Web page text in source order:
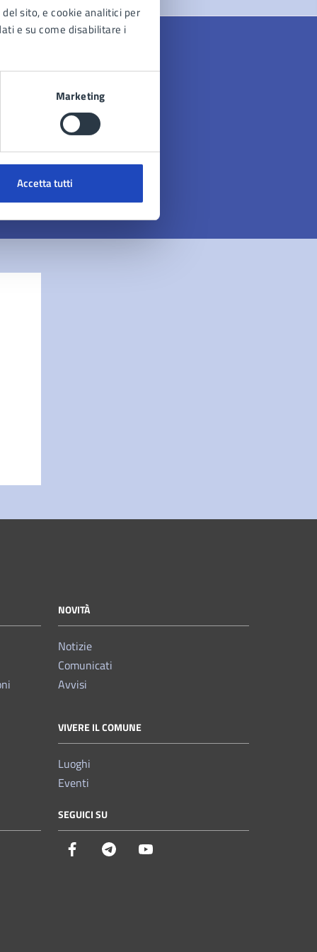
sito, e cookie analitici per
e su come disabilitare i
Marketing
Accetta tutti
NOVITÀ
Notizie
Comunicati
Avvisi
VIVERE IL COMUNE
Luoghi
Eventi
SEGUICI SU
Facebook Telegram